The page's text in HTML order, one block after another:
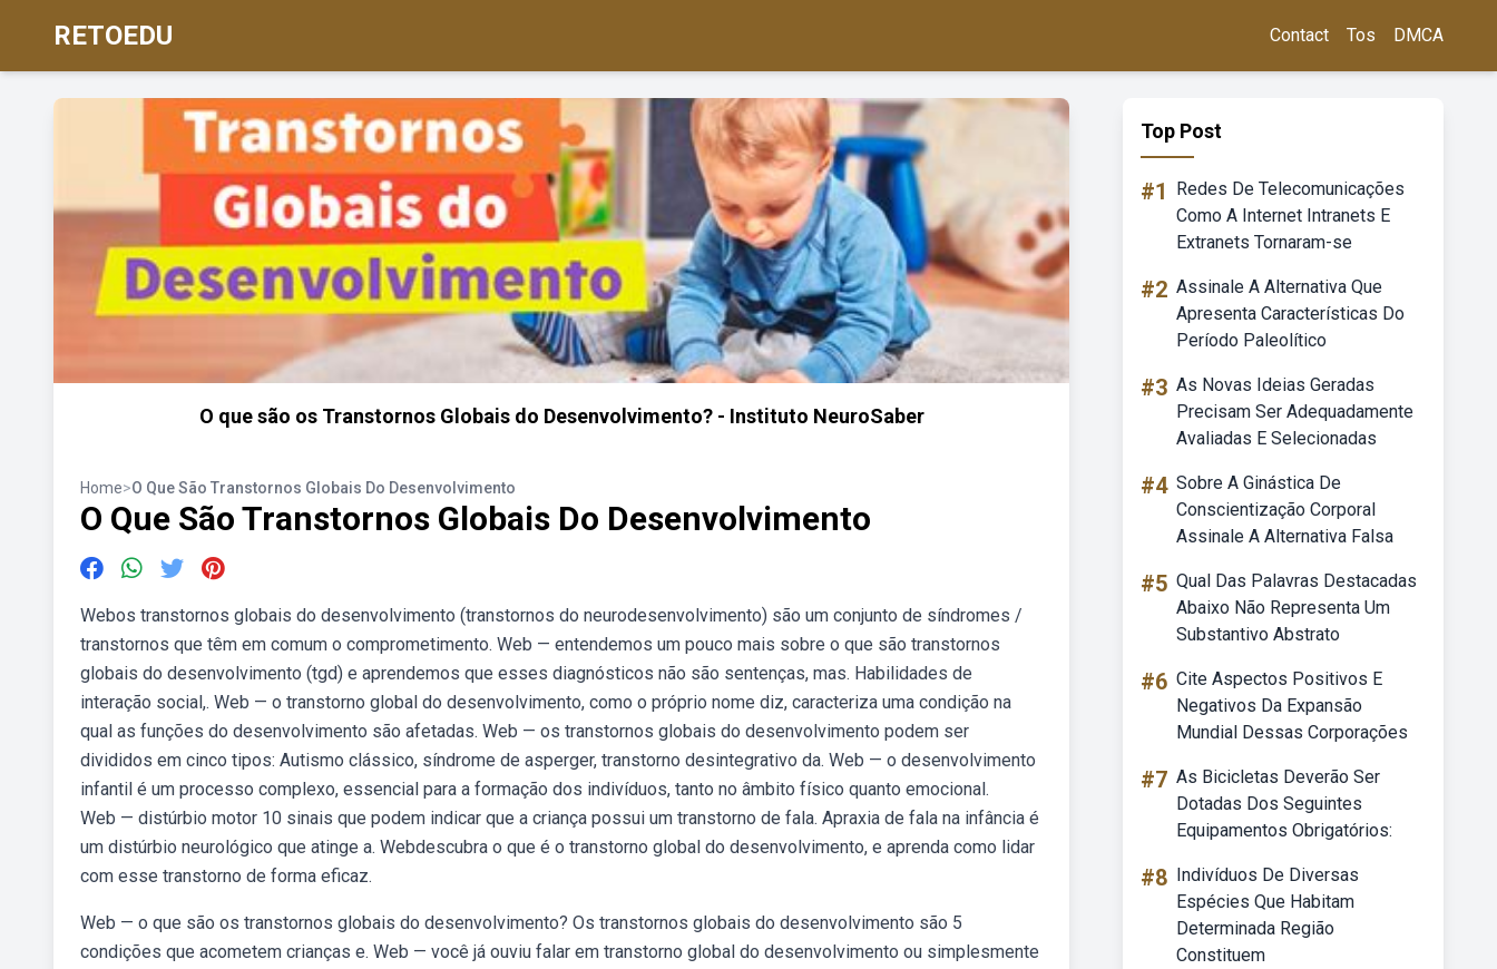
RETOEDU Contact Tos DMCA
O que são os Transtornos Globais do Desenvolvimento? - Instituto NeuroSaber
Home>O Que São Transtornos Globais Do Desenvolvimento
O Que São Transtornos Globais Do Desenvolvimento
Webos transtornos globais do desenvolvimento (transtornos do neurodesenvolvimento) são um conjunto de síndromes /
transtornos que têm em comum o comprometimento. Web — entendemos um pouco mais sobre o que são transtornos
globais do desenvolvimento (tgd) e aprendemos que esses diagnósticos não são sentenças, mas. Habilidades de
interação social,. Web — o transtorno global do desenvolvimento, como o próprio nome diz, caracteriza uma condição na
qual as funções do desenvolvimento são afetadas. Web — os transtornos globais do desenvolvimento podem ser
divididos em cinco tipos: Autismo clássico, síndrome de asperger, transtorno desintegrativo da. Web — o desenvolvimento
infantil é um processo complexo, essencial para a formação dos indivíduos, tanto no âmbito físico quanto emocional.
Web — distúrbio motor 10 sinais que podem indicar que a criança possui um transtorno de fala. Apraxia de fala na infância é
um distúrbio neurológico que atinge a. Webdescubra o que é o transtorno global do desenvolvimento, e aprenda como lidar
com esse transtorno de forma eficaz.
Web — o que são os transtornos globais do desenvolvimento? Os transtornos globais do desenvolvimento são 5
condições que acometem crianças e. Web — você já ouviu falar em transtorno global do desenvolvimento ou simplesmente
Top Post
#1
Redes De Telecomunicações
Como A Internet Intranets E
Extranets Tornaram-se
#2 Assinale A Alternativa Que
Apresenta Características Do
Período Paleolítico
#3 As Novas Ideias Geradas
Precisam Ser Adequadamente
Avaliadas E Selecionadas
#4 Sobre A Ginástica De
Conscientização Corporal
Assinale A Alternativa Falsa
#5 Qual Das Palavras Destacadas
Abaixo Não Representa Um
Substantivo Abstrato
#6 Cite Aspectos Positivos E
Negativos Da Expansão
Mundial Dessas Corporações
#7 As Bicicletas Deverão Ser
Dotadas Dos Seguintes
Equipamentos Obrigatórios:
#8 Indivíduos De Diversas
Espécies Que Habitam
Determinada Região
Constituem